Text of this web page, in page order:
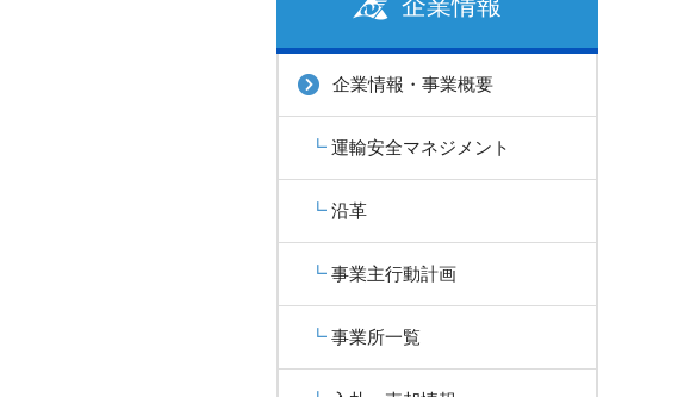
企業情報・事業概要
運輸安全マネジメント
沿革
事業主行動計画
事業所一覧